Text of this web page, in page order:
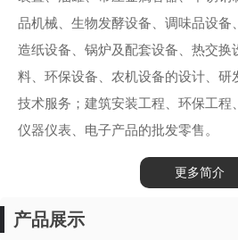
品机械、生物发酵设备、调味品设备
造纸设备、锅炉及配套设备、热交换
料、环保设备、农机设备的设计、研
技术服务；建筑安装工程、环保工程
仪器仪表、电子产品的批发零售。
更多简介
产品展示